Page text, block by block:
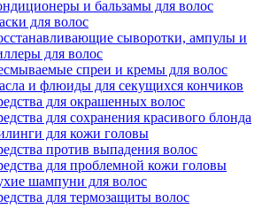
и бальзамы для волос
для волос
сыворотки, ампулы и
для волос
спреи и кремы для волос
и флюиды для секущихся кончиков
для окрашенных волос
для сохранения красивого блонда
для кожи головы
против выпадения волос
для проблемной кожи головы
шампуни для волос
для термозащиты волос